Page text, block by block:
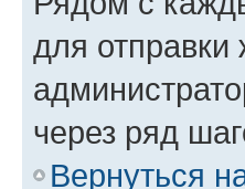
для
через ряд
Вернуться